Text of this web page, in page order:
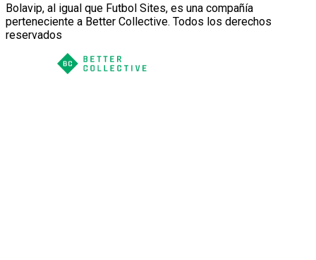
Bolavip, al igual que Futbol Sites, es una compañía
perteneciente a Better Collective. Todos los derechos
reservados